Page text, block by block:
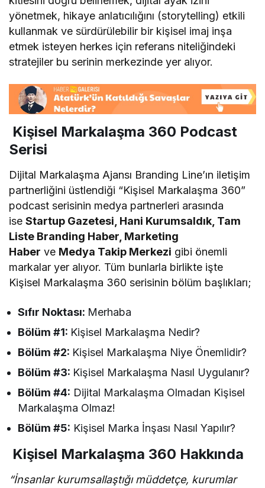
yönetmek, hikaye anlatıcılığını (storytelling) etkili
kullanmak ve sürdürülebilir bir kişisel imaj inşa
etmek isteyen herkes için referans niteliğindeki
stratejiler bu serinin merkezinde yer alıyor.
Kişisel Markalaşma 360 Podcast
Serisi
Dijital Markalaşma Ajansı Branding Line’ın iletişim
partnerliğini üstlendiği “Kişisel Markalaşma 360”
podcast serisinin medya partnerleri arasında
iseStartup Gazetesi, Hani Kurumsaldık, Tam
Liste Branding Haber, Marketing
Haber ve Medya Takip Merkezi gibi önemli
markalar yer alıyor. Tüm bunlarla birlikte işte
Kişisel Markalaşma 360 serisinin bölüm başlıkları;
Sıfır Noktası: Merhaba
Bölüm #1: Kişisel Markalaşma Nedir?
Bölüm #2: Kişisel Markalaşma Niye Önemlidir?
Bölüm #3: Kişisel Markalaşma Nasıl Uygulanır?
Bölüm #4: Dijital Markalaşma Olmadan Kişisel
Markalaşma Olmaz!
Bölüm #5: Kişisel Marka İnşası Nasıl Yapılır?
Kişisel Markalaşma 360 Hakkında
“İnsanlar kurumsallaştığı müddetçe, kurumlar